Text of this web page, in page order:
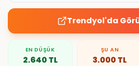
Trendyol'da
EN DÜŞÜK
2.640TL
ŞU AN
3.000TL